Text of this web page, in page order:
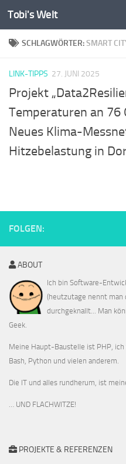
Zum Inhalt springen
Tobi's Welt
SCHLAGWÖRTER:SMART
LINK-TIPPS 27. JUNI 2025
Projekt
Temperaturen an
Neues Klima-
Hitzebelastung in
FOLGEN:
ABOUT
Ich bin Software-
(heutzutage nennt man
durchgeknallt... Man
Geek.
Meine Haupt-Baustelle ist PHP, ich
Bash, Python und vielen anderem.
Die IT und alles rundherum, ist
… UND FLACHWITZE!
PROJEKTE & REFERENZEN